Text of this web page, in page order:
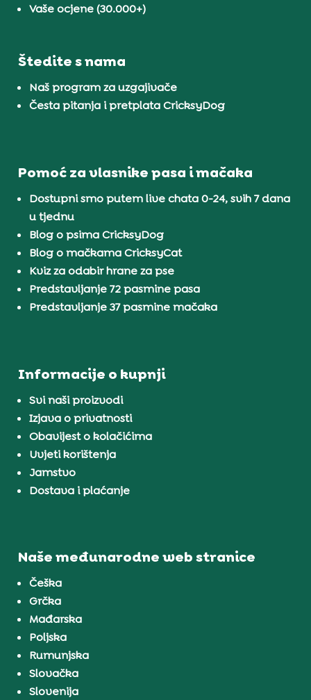
Vaše ocjene (30.000+)
Štedite s nama
Naš program za uzgajivače
Česta pitanja i pretplata CricksyDog
Pomoć za vlasnike pasa i mačaka
Dostupni smo putem live chata 0-24, svih 7 dana
u tjednu
Blog o psima CricksyDog
Blog o mačkama CricksyCat
Kviz za odabir hrane za pse
Predstavljanje 72 pasmine pasa
Predstavljanje 37 pasmine mačaka
Informacije o kupnji
Svi naši proizvodi
Izjava o privatnosti
Obavijest o kolačićima
Uvjeti korištenja
Jamstvo
Dostava i plaćanje
Naše međunarodne web stranice
Češka
Grčka
Mađarska
Poljska
Rumunjska
Slovačka
Slovenija